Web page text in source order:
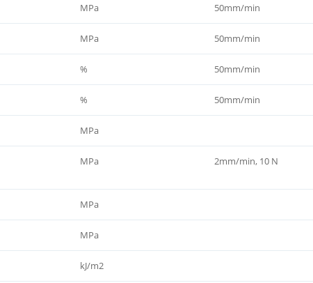
MPa 50mm/min
MPa 50mm/min
% 50mm/min
% 50mm/min
MPa
MPa 2mm/min, 10 N
MPa
MPa
kJ/m2